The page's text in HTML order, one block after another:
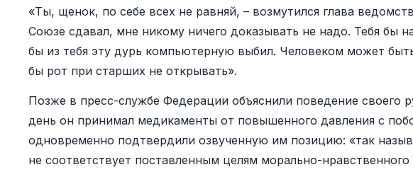
«Ты, щенок, по себе всех не равняй, – возмутился глава
Союзе сдавал, мне никому ничего доказывать не надо. Тебя бы
бы из тебя эту дурь компьютерную выбил. Человеком может
бы рот при старших не открывать».
Позже в пресс-службе Федерации объяснили поведение своего
день он принимал медикаменты от повышенного давления с
одновременно подтвердили озвученную им позицию: «так
не соответствует поставленным целям морально-